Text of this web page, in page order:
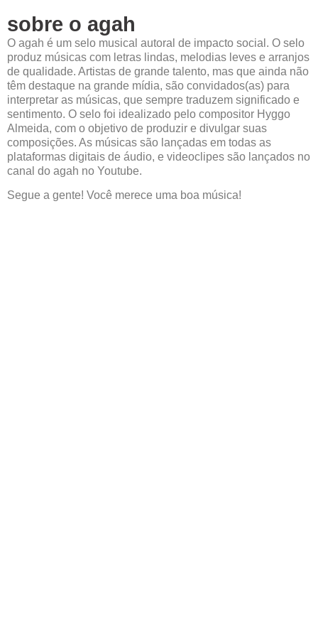
sobre o agah
O agah é um selo musical autoral de impacto social. O selo
produz músicas com letras lindas, melodias leves e arranjos
de qualidade. Artistas de grande talento, mas que ainda não
têm destaque na grande mídia, são convidados(as) para
interpretar as músicas, que sempre traduzem significado e
sentimento. O selo foi idealizado pelo compositor Hyggo
Almeida, com o objetivo de produzir e divulgar suas
composições. As músicas são lançadas em todas as
plataformas digitais de áudio, e videoclipes são lançados no
canal do agah no Youtube.
Segue a gente! Você merece uma boa música!